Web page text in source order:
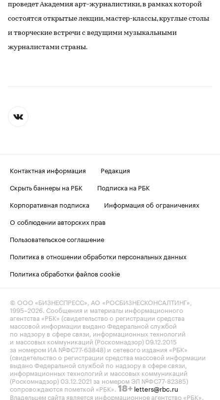
проведет Академия арт-журналистики, в рамках которой
состоятся открытые лекции, мастер-классы, круглые столы
и творческие встречи с ведущими музыкальными
журналистами страны.
Контактная информация
Редакция
Скрыть баннеры на РБК
Подписка на РБК
Корпоративная подписка
Информация об ограничениях
О соблюдении авторских прав
Пользовательское соглашение
Политика в отношении обработки персональных данных
Политика обработки файлов cookie
© ООО «БИЗНЕСПРЕСС», АО «РОСБИЗНЕСКОНСАЛТИНГ»,
1995–2026 . Сообщения и материалы информационного
агентства «РБК» (свидетельство о регистрации средства
массовой информации выдано Федеральной службой
по надзору в сфере связи, информационных технологий
и массовых коммуникаций (Роскомнадзор) 09.12.2015
за номером ИА №ФС77-63848) и сетевого издания «РБК»
(свидетельство о регистрации средства массовой информации
выдано Федеральной службой по надзору в сфере связи,
информационных технологий и массовых коммуникаций
(Роскомнадзор) 03.12.2021 за номером ЭЛ №ФС77-82385)
сопровождаются пометкой «РБК». 18+ letters@rbc.ru
Владельцем сайта является информационное агентство «РБК».